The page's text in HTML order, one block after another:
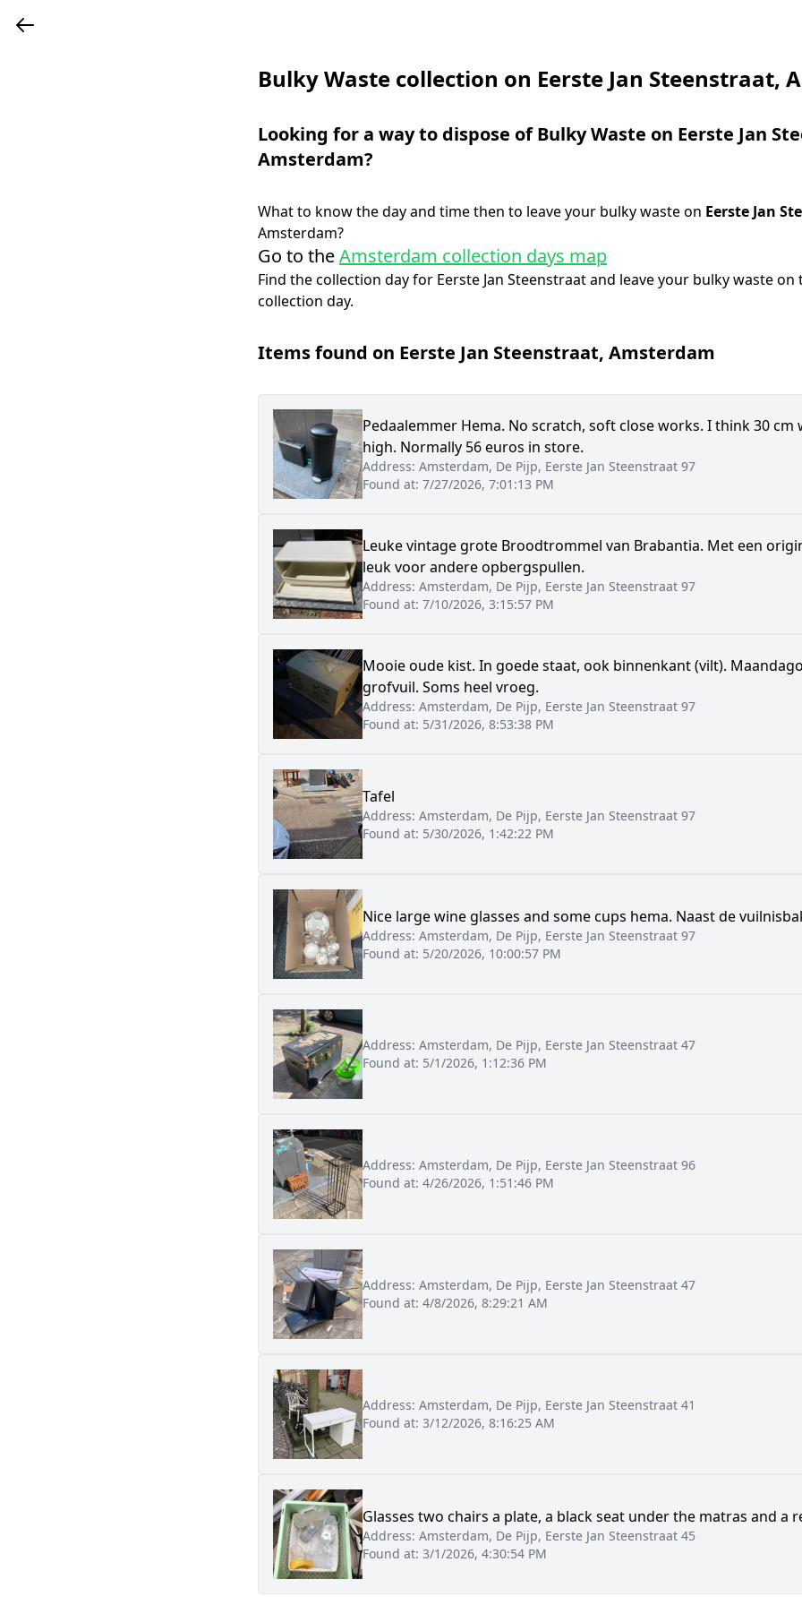
Bulky Waste collection on Eerste Jan Steenstraat,
Looking for a way to dispose of Bulky Waste on Eerste Jan
Amsterdam?
What to know the day and time then to leave your bulky waste on Eerste Jan
Amsterdam?
Go to theAmsterdam collection days map
Find the collection day for Eerste Jan Steenstraatand leave your bulky waste
collection day.
Items found on Eerste Jan Steenstraat, Amsterdam
Pedaalemmer Hema. No scratch, soft close works. I think 30 cm
high. Normally 56 euros in store.
Address: Amsterdam, De Pijp, Eerste Jan Steenstraat 97
Found at: 7/27/2026, 7:01:13 PM
Leuke vintage grote Broodtrommel van Brabantia. Met een
leuk voor andere opbergspullen.
Address: Amsterdam, De Pijp, Eerste Jan Steenstraat 97
Found at: 7/10/2026, 3:15:57 PM
Mooie oude kist. In goede staat, ook binnenkant (vilt).
grofvuil. Soms heel vroeg.
Address: Amsterdam, De Pijp, Eerste Jan Steenstraat 97
Found at: 5/31/2026, 8:53:38 PM
Tafel
Address: Amsterdam, De Pijp, Eerste Jan Steenstraat 97
Found at: 5/30/2026, 1:42:22 PM
Nice large wine glasses and some cups hema. Naast de
Address: Amsterdam, De Pijp, Eerste Jan Steenstraat 97
Found at: 5/20/2026, 10:00:57 PM
Address: Amsterdam, De Pijp, Eerste Jan Steenstraat 47
Found at: 5/1/2026, 1:12:36 PM
Address: Amsterdam, De Pijp, Eerste Jan Steenstraat 96
Found at: 4/26/2026, 1:51:46 PM
Address: Amsterdam, De Pijp, Eerste Jan Steenstraat 47
Found at: 4/8/2026, 8:29:21 AM
Address: Amsterdam, De Pijp, Eerste Jan Steenstraat 41
Found at: 3/12/2026, 8:16:25 AM
Glasses two chairs a plate, a black seat under the matras and a
Address: Amsterdam, De Pijp, Eerste Jan Steenstraat 45
Found at: 3/1/2026, 4:30:54 PM